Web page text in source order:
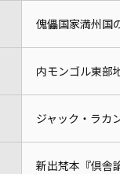
傀儡国家満州国
内モンゴル東部
ジャック・ラカ
新出梵本『倶舎